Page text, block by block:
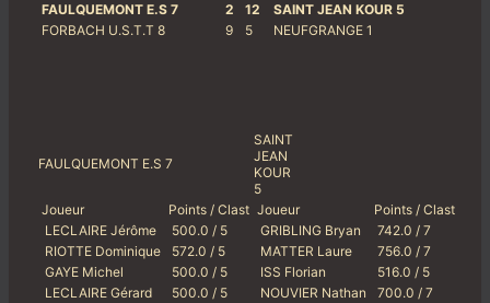
FAULQUEMONT E.S 7
2 12
SAINT JEAN KOUR 5
FORBACH U.S.T.T 8
9 5 NEUFGRANGE 1
FAULQUEMONT E.S 7
SAINT
JEAN
KOUR
5
Joueur
Points / Clast Joueur
Points / Clast
LECLAIRE Jérôme
500.0 / 5 GRIBLING Bryan
742.0 / 7
RIOTTE Dominique
572.0 / 5 MATTER Laure
756.0 / 7
GAYE Michel
500.0 / 5 ISS Florian
516.0 / 5
LECLAIRE Gérard
500.0 / 5 NOUVIER Nathan
700.0 / 7